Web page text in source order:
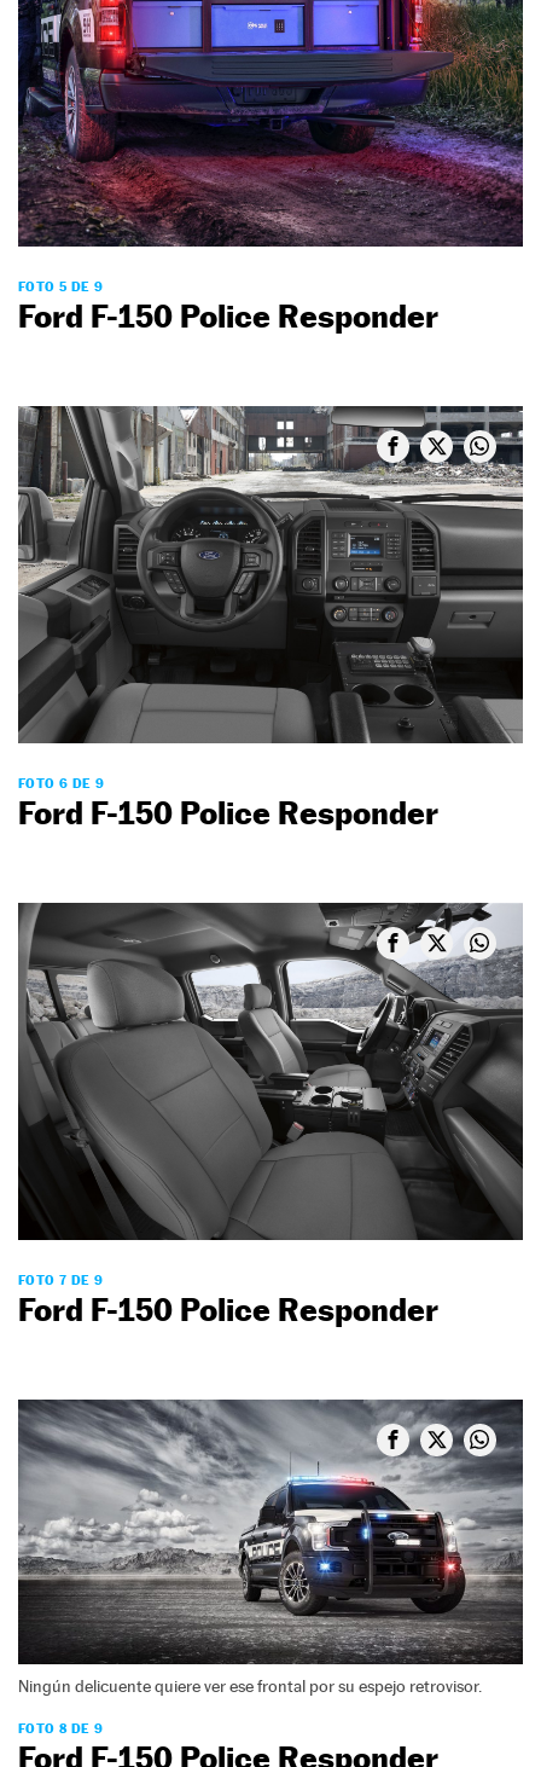
FOTO 5 DE 9
Ford F-150 Police Responder
FOTO 6 DE 9
Ford F-150 Police Responder
FOTO 7 DE 9
Ford F-150 Police Responder
Ningún delicuente quiere ver ese frontal por su espejo retrovisor.
FOTO 8 DE 9
Ford F-150 Police Responder